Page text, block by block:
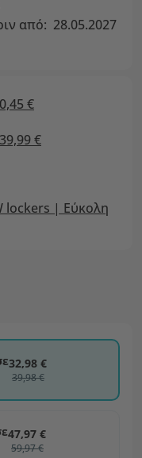
από: 28.05.2027
€
€
lockers | Εύκολη
32,98 €
39,98 €
47,97 €
59,97 €